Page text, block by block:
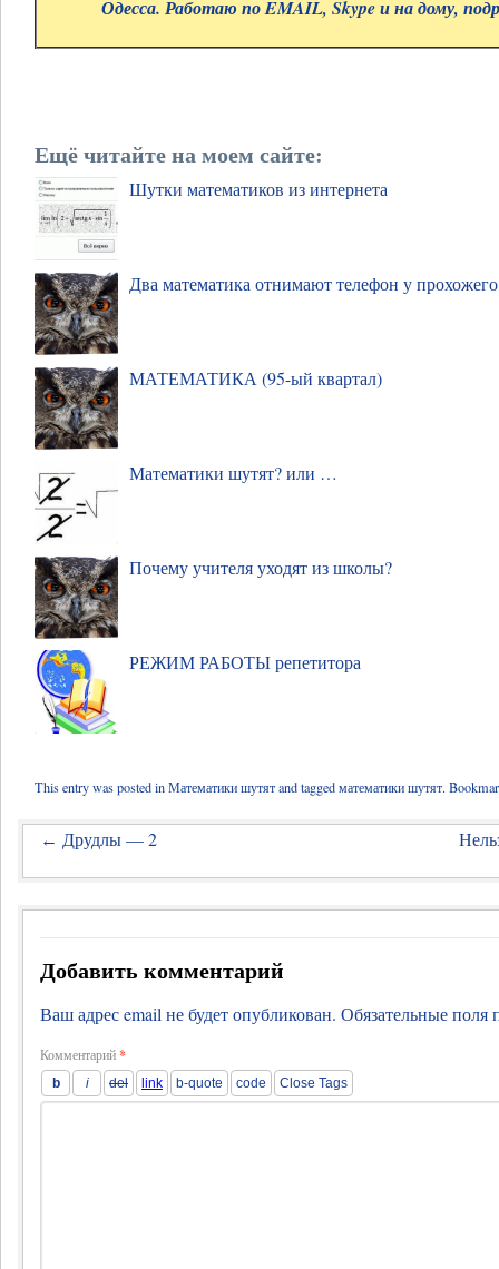
Одесса. Работаю по EMAIL, Skype и на дому,
Ещё читайте на моем сайте:
Шутки математиков из интернета
Два математика отнимают телефон у прохожего
МАТЕМАТИКА (95-ый квартал)
Математики шутят? или …
Почему учителя уходят из школы?
РЕЖИМ РАБОТЫ репетитора
This entry was posted inМатематики шутятand taggedматематики шутят.
← Друдлы — 2
Добавить комментарий
Ваш адрес email не будет опубликован. Обязательные
Комментарий*